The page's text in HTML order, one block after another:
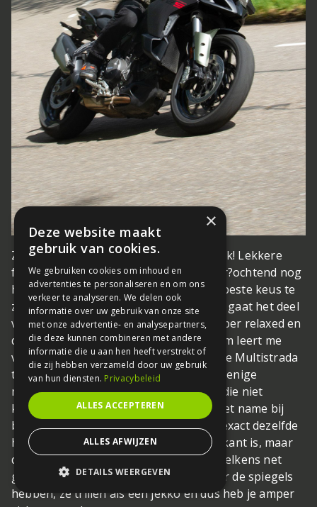
Zon, check! Heerlijke temperatuur, check! Lekkere
fiets, check! Wat wil een mens nog meer?ochtend nog
helemaal droog. Het blijkt absoluut de beste keus te
zijn geweest. Dankzij de cruise controle gaat het deel
van de A15 waar geen file staat echt super relaxed en
de file bij Hardinxveld en voor Rotterdam leert me
veel over hoe ontzettend gemakkelijk de Multistrada
tussen de auto’s door te laveren is. Het enige
minpunt zijn in dat opzicht de spiegels die niet
kunnen worden ingeklapt, waardoor met name bij
bedrijfsbusjes met (grote) spiegels op exact dezelfde
hoogte de ruimte soms aan de krappe kant is, maar
de kleinste slingerbeweging blijkt dan telkens net
genoeg te zijn. Oh, en nu we ’t toch over de spiegels
hebben, ze trillen als een jekko en dus heb je amper
×
Deze website maakt
gebruik van cookies.
We gebruiken cookies om inhoud en
advertenties te personaliseren en om ons
verkeer te analyseren. We delen ook
informatie over uw gebruik van onze site
met onze advertentie- en analysepartners,
die deze kunnen combineren met andere
informatie die u aan hen heeft verstrekt of
die zij hebben verzameld door uw gebruik
van hun diensten. Privacybeleid
ALLES ACCEPTEREN
ALLES AFWIJZEN
DETAILS WEERGEVEN
STRIKT NOODZAKELIJK